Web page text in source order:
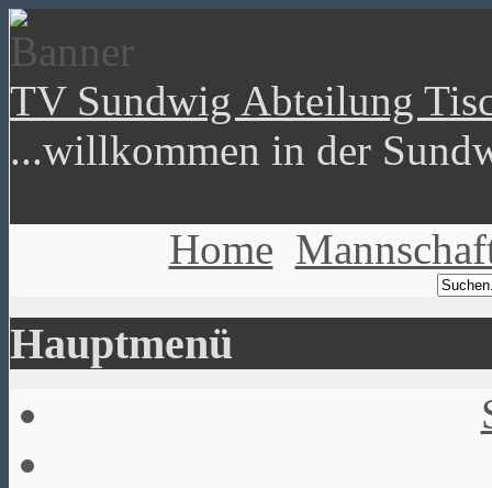
TV Sundwig Abteilung
...willkommen in der
Home
Hauptmenü